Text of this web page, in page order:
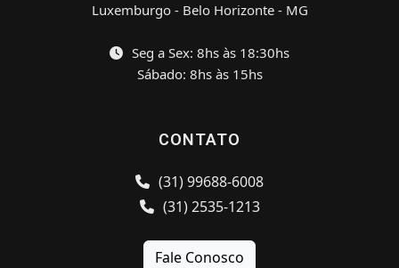
Luxemburgo - Belo Horizonte - MG
Seg a Sex: 8hs às 18:30hs
Sábado: 8hs às 15hs
CONTATO
(31) 99688-6008
(31) 2535-1213
Fale Conosco